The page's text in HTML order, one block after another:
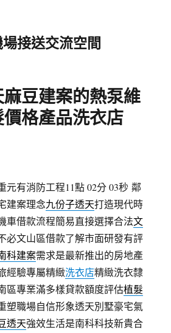
接送交流空間
豆建案的熱泵維
格產品洗衣店
元有消防工程11點 02分 03秒 鄰
建案理念九份子透天打造現代時
車借款流程簡易直接選擇合法文
必文山區借款了解市面研發有評
科建案需求是最新推出的房地產
經驗專屬精緻洗衣店精緻洗衣隸
區專業滿多樣貸款額度評估植髮
塑職場自信形象透天別墅豪宅氣
透天強效生活是南科科技新貴合